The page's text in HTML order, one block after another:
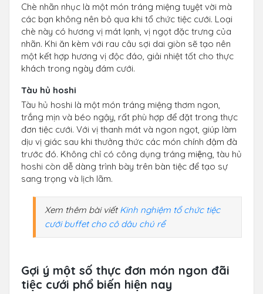
Chè nhãn nhục là một món tráng miệng tuyệt vời mà
các bạn không nên bỏ qua khi tổ chức tiệc cưới. Loại
chè này có hương vị mát lạnh, vị ngọt đặc trưng của
nhãn. Khi ăn kèm với rau câu sợi dai giòn sẽ tạo nên
một kết hợp hương vị độc đáo, giải nhiệt tốt cho thực
khách trong ngày đám cưới.
Tàu hủ hoshi
Tàu hủ hoshi là một món tráng miệng thơm ngon,
trắng mịn và béo ngậy, rất phù hợp để đặt trong thực
đơn tiệc cưới. Với vị thanh mát và ngon ngọt, giúp làm
dịu vị giác sau khi thưởng thức các món chính đậm đà
trước đó. Không chỉ có công dụng tráng miệng, tàu hủ
hoshi còn dễ dàng trình bày trên bàn tiệc để tạo sự
sang trọng và lịch lãm.
Xem thêm bài viếtKinh nghiệm tổ chức tiệc
cưới buffet cho cô dâu chú rể
Gợi ý một số thực đơn món ngon đãi
tiệc cưới phổ biến hiện nay